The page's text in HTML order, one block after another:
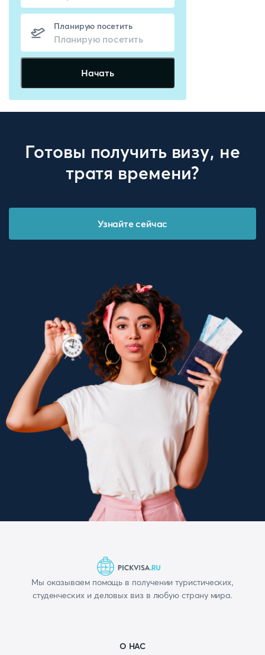
Планирую посетить
Начать
Готовы получить визу, не
тратя времени?
Узнайте сейчас
Мы оказываем помощь в получении туристических,
студенческих и деловых виз в любую страну мира.
О НАС